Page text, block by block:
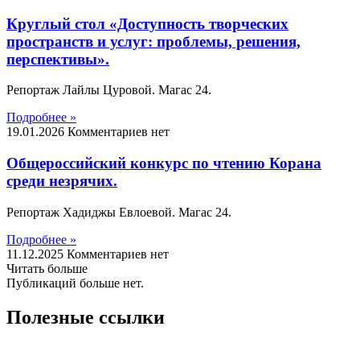
Круглый стол «Доступность творческих
пространств и услуг: проблемы, решения,
перспективы».
Репортаж Лайлы Цуровой. Магас 24.
Подробнее »
19.01.2026 Комментариев нет
Общероссийский конкурс по чтению Корана
среди незрячих.
Репортаж Хадиджы Евлоевой. Магас 24.
Подробнее »
11.12.2025 Комментариев нет
Читать больше
Публикаций больше нет.
Полезные ссылки